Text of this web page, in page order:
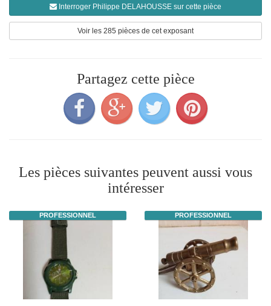
Interroger Philippe DELAHOUSSE sur cette pièce
Voir les 285 pièces de cet exposant
Partagez cette pièce
Les pièces suivantes peuvent aussi vous
intéresser
PROFESSIONNEL PROFESSIONNEL